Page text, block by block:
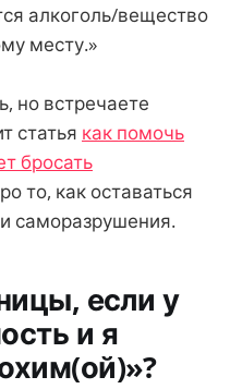
алкоголь/вещество
месту.»
но встречаете
статья как помочь
бросать
то, как оставаться
саморазрушения.
если у
и я